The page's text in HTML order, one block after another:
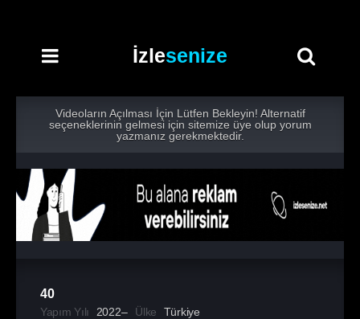
İzlesenize
Videoların Açılması İçin Lütfen Bekleyin! Alternatif
seçeneklerinin gelmesi için sitemize üye olup yorum
yazmanız gerekmektedir.
40
Yapım Yılı 2022– Ülke Türkiye